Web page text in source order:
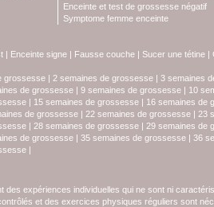
Enceinte et test de grossesse négatif
Symptome femme enceinte
| Enceinte signe | Fausse couche | Sucer une tétine |
grossesse | 2 semaines de grossesse | 3 semaines
de grossesse | 9 semaines de grossesse | 10
| 15 semaines de grossesse | 16 semaines de
de grossesse | 22 semaines de grossesse | 23
| 28 semaines de grossesse | 29 semaines de
de grossesse | 35 semaines de grossesse | 36
|
des expériences individuelles qui ne sont ni
et des exercices physiques réguliers sont